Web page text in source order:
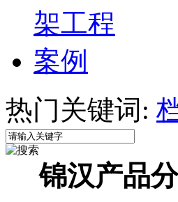
热门关键词:
锦汉产品